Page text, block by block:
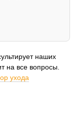
наших
на все вопросы.
ухода